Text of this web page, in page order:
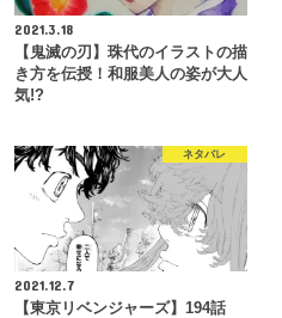
2021.3.18
【鬼滅の刃】珠代のイラストの描
き方を伝授！和服美人の姿が大人
気!?
ネタバレ
2021.12.7
【東京リベンジャーズ】194話